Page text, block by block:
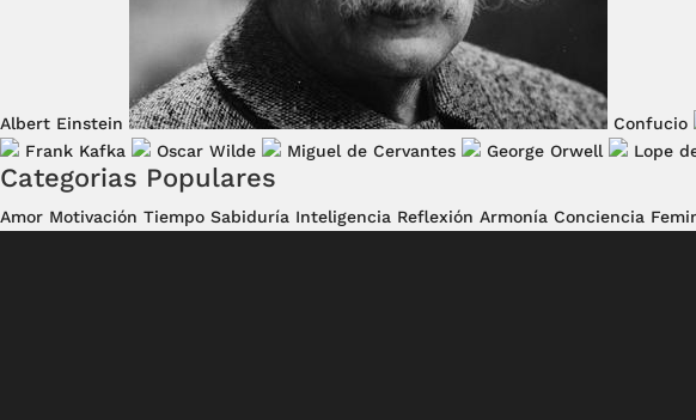
Albert Einstein Confucio
Frank Kafka
Oscar Wilde Miguel de Cervantes George Orwell Lope
Categorias Populares
Amor Motivación Tiempo Sabiduría Inteligencia Reflexión Armonía Conciencia